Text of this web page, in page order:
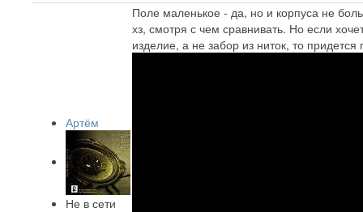
Артём
Не в сети
Поле маленькое - да, но и корпуса не
хз, смотря с чем сравнивать. Но если
изделие, а не забор из ниток, то придется